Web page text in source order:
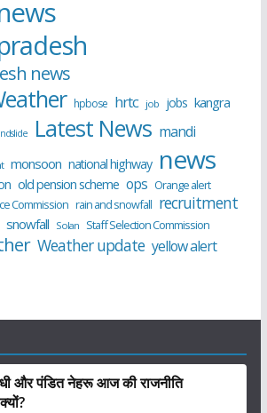
news
hpbose hrtc job jobs kangra
Latest News mandi
monsoon national highway news
old pension scheme ops Orange alert
Commission rain and snowfall recruitment
snowfall Solan Staff Selection Commission
Weather update yellow alert
और पंडित नेहरू आज की राजनीति